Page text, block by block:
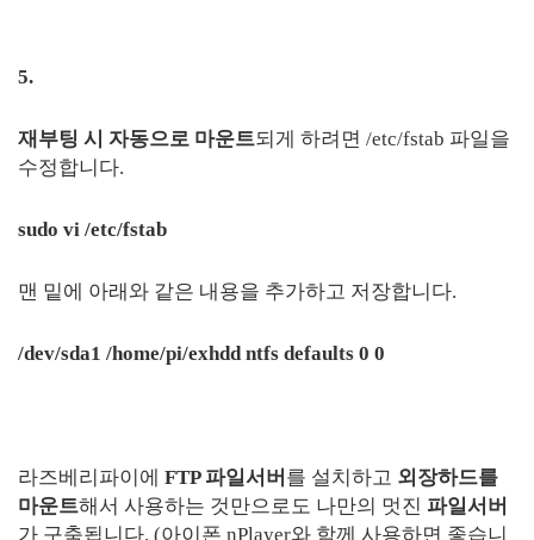
5.
재부팅 시 자동으로 마운트되게 하려면 /etc/fstab 파일을
수정합니다.
sudo vi /etc/fstab
맨 밑에 아래와 같은 내용을 추가하고 저장합니다.
/dev/sda1 /home/pi/exhdd ntfs defaults 0 0
라즈베리파이에 FTP 파일서버 를 설치하고 외장하드를
마운트해서 사용하는 것만으로도 나만의 멋진 파일서버
가 구축됩니다. (아이폰 nPlayer와 함께 사용하면 좋습니